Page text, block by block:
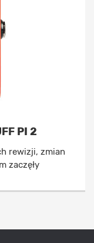
PI 2
rewizji, zmian
zaczęły